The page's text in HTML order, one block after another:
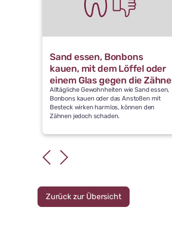
Sand essen, Bonbons
kauen, mit dem Löffel oder
einem Glas gegen die Zähne
stoßen: Was schädigt die
Zähne
Alltägliche Gewohnheiten wie Sand essen,
Bonbons kauen oder das Anstoßen mit
Besteck wirken harmlos, können den
Zähnen jedoch schaden.
Zurück zur Übersicht